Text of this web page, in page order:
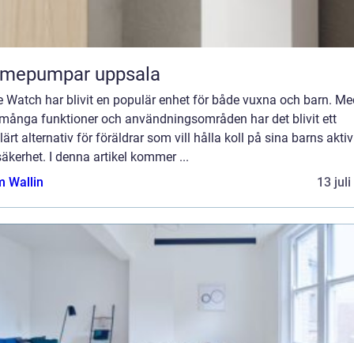
uppsala
Watch har blivit en populär enhet för både vuxna och barn.
funktioner och användningsområden har det blivit ett
alternativ för föräldrar som vill hålla koll på sina barns
I denna artikel kommer ...
Wallin
13 juli